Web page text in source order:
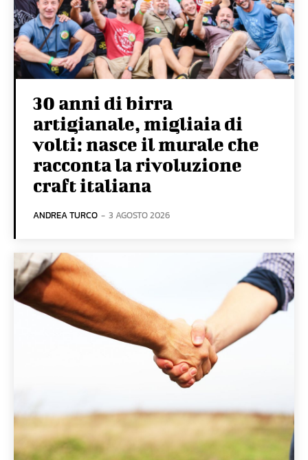
30 anni di birra
artigianale, migliaia di
volti: nasce il murale che
racconta la rivoluzione
craft italiana
ANDREA TURCO - 3 AGOSTO 2026